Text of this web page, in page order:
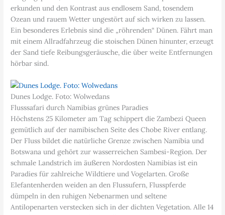
erkunden und den Kontrast aus endlosem Sand, tosendem
Ozean und rauem Wetter ungestört auf sich wirken zu lassen.
Ein besonderes Erlebnis sind die „röhrenden“ Dünen. Fährt man
mit einem Allradfahrzeug die stoischen Dünen hinunter, erzeugt
der Sand tiefe Reibungsgeräusche, die über weite Entfernungen
hörbar sind.
Dunes Lodge. Foto: Wolwedans
Flusssafari durch Namibias grünes Paradies
Höchstens 25 Kilometer am Tag schippert die Zambezi Queen
gemütlich auf der namibischen Seite des Chobe River entlang.
Der Fluss bildet die natürliche Grenze zwischen Namibia und
Botswana und gehört zur wasserreichen Sambesi-Region. Der
schmale Landstrich im äußeren Nordosten Namibias ist ein
Paradies für zahlreiche Wildtiere und Vogelarten. Große
Elefantenherden weiden an den Flussufern, Flusspferde
dümpeln in den ruhigen Nebenarmen und seltene
Antilopenarten verstecken sich in der dichten Vegetation. Alle 14